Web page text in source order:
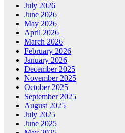
July 2026
June 2026
May 2026
April 2026
March 2026
February 2026
January 2026
December 2025
November 2025
October 2025
September 2025
August 2025
July 2025
June 2025